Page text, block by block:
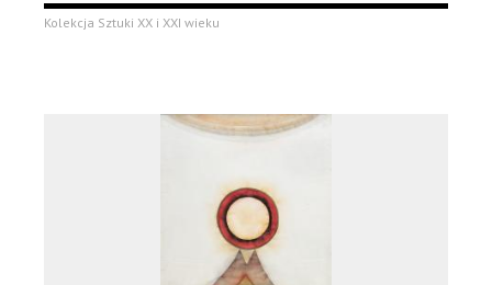
Kolekcja Sztuki XX i XXI wieku